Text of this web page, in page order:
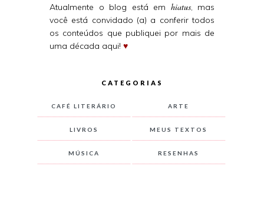
Atualmente o blog está em hiatus, mas
você está convidado (a) a conferir todos
os conteúdos que publiquei por mais de
uma década aqui! ♥
CATEGORIAS
CAFÉ LITERÁRIO ARTE
LIVROS MEUS TEXTOS
MÚSICA RESENHAS